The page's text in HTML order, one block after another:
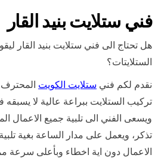
فني ستلايت بنيد القار
هل تحتاج الى فني ستلايت بنيد القار
الستلايتات؟
نقدم لكم فني ستلايت الكويت
تركيب الستلايت ببراعة عالية لا يسبقه
ويسعى الفني الى تلبية جميع الاعمال
تذكر، ويعمل على مدار الساعة بغية
الاعمال دون اية اخطاء وبأعلى سرعة